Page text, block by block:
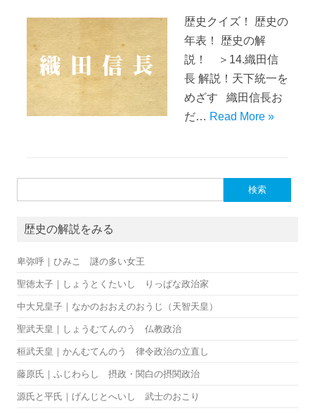
歴史クイズ！ 歴史の
年表！ 歴史の解
説！ ＞14.織田信
長 解説！天下統一を
めざす 織田信長お
だ… Read More »
歴史の解説をみる
卑弥呼｜ひみこ 謎の多い女王
聖徳太子｜しょうとくたいし りっぱな政治家
中大兄皇子｜なかのおおえのおうじ（天智天皇）
聖武天皇｜しょうむてんのう 仏教政治
桓武天皇｜かんむてんのう 律令政治の立直し
藤原氏｜ふじわらし 摂政・関白の摂関政治
源氏と平氏｜げんじとへいし 武士のおこり